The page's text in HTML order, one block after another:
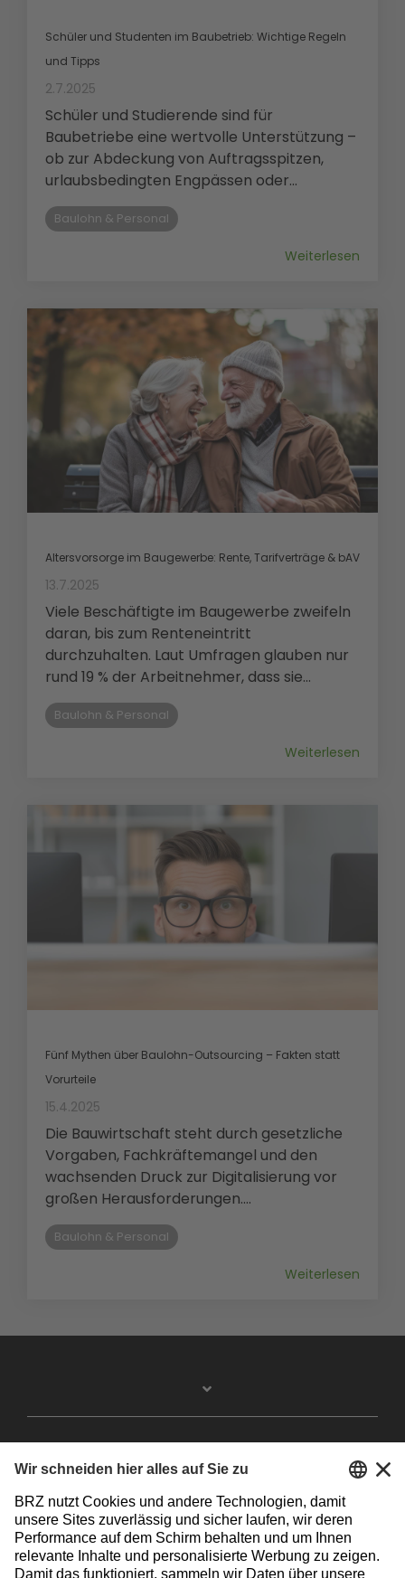
Schüler und Studenten im Baubetrieb: Wichtige Regeln
und Tipps
2.7.2025
Schüler und Studierende sind für
Baubetriebe eine wertvolle Unterstützung –
ob zur Abdeckung von Auftragsspitzen,
urlaubsbedingten Engpässen oder...
Baulohn & Personal
Weiterlesen
Altersvorsorge im Baugewerbe: Rente, Tarifverträge & bAV
13.7.2025
Viele Beschäftigte im Baugewerbe zweifeln
daran, bis zum Renteneintritt
durchzuhalten. Laut Umfragen glauben nur
rund 19 % der Arbeitnehmer, dass sie...
Baulohn & Personal
Weiterlesen
Fünf Mythen über Baulohn-Outsourcing – Fakten statt
Vorurteile
15.4.2025
Die Bauwirtschaft steht durch gesetzliche
Vorgaben, Fachkräftemangel und den
wachsenden Druck zur Digitalisierung vor
großen Herausforderungen....
Baulohn & Personal
Weiterlesen